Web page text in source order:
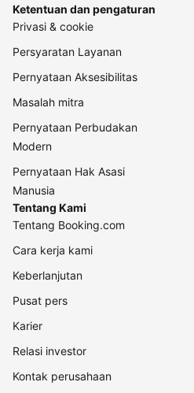
Ketentuan dan pengaturan
Privasi & cookie
Persyaratan Layanan
Pernyataan Aksesibilitas
Masalah mitra
Pernyataan Perbudakan
Modern
Pernyataan Hak Asasi
Manusia
Tentang Kami
Tentang Booking.com
Cara kerja kami
Keberlanjutan
Pusat pers
Karier
Relasi investor
Kontak perusahaan